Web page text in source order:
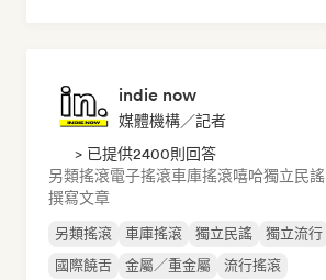
indie now
媒體機構／記者
> 已提供2400則回答
另類搖滾電子搖滾車庫搖滾嘻哈獨立民謠
撰寫文章
另類搖滾 車庫搖滾 獨立民謠 獨立流行
國際饒舌
金屬／重金屬 流行搖滾